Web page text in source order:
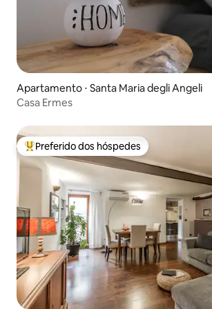
Apartamento ⋅ Santa Maria degli Angeli
Casa Ermes
Entre os melhores preferidos dos hóspedes
Preferido dos hóspedes